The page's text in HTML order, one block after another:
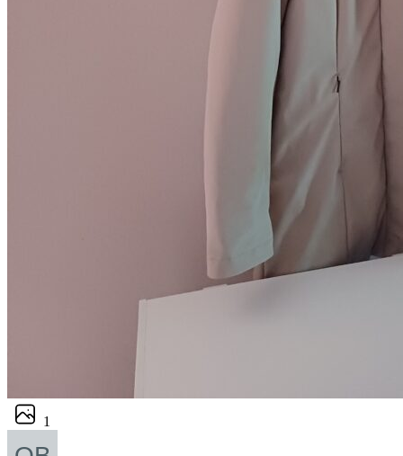
1